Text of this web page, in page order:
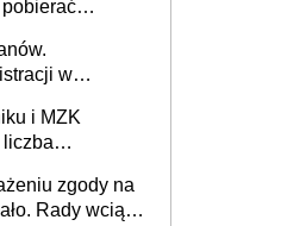
w
i MZK
zgody na
Rady wciąż